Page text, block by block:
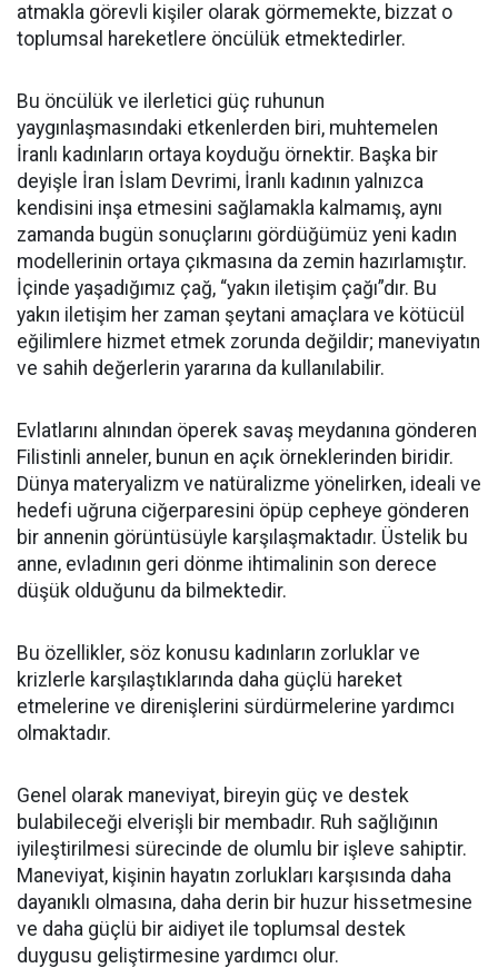
atmakla görevli kişiler olarak görmemekte, bizzat o
toplumsal hareketlere öncülük etmektedirler.
Bu öncülük ve ilerletici güç ruhunun
yaygınlaşmasındaki etkenlerden biri, muhtemelen
İranlı kadınların ortaya koyduğu örnektir. Başka bir
deyişle İran İslam Devrimi, İranlı kadının yalnızca
kendisini inşa etmesini sağlamakla kalmamış, aynı
zamanda bugün sonuçlarını gördüğümüz yeni kadın
modellerinin ortaya çıkmasına da zemin hazırlamıştır.
İçinde yaşadığımız çağ, “yakın iletişim çağı”dır. Bu
yakın iletişim her zaman şeytani amaçlara ve kötücül
eğilimlere hizmet etmek zorunda değildir; maneviyatın
ve sahih değerlerin yararına da kullanılabilir.
Evlatlarını alnından öperek savaş meydanına gönderen
Filistinli anneler, bunun en açık örneklerinden biridir.
Dünya materyalizm ve natüralizme yönelirken, ideali ve
hedefi uğruna ciğerparesini öpüp cepheye gönderen
bir annenin görüntüsüyle karşılaşmaktadır. Üstelik bu
anne, evladının geri dönme ihtimalinin son derece
düşük olduğunu da bilmektedir.
Bu özellikler, söz konusu kadınların zorluklar ve
krizlerle karşılaştıklarında daha güçlü hareket
etmelerine ve direnişlerini sürdürmelerine yardımcı
olmaktadır.
Genel olarak maneviyat, bireyin güç ve destek
bulabileceği elverişli bir membadır. Ruh sağlığının
iyileştirilmesi sürecinde de olumlu bir işleve sahiptir.
Maneviyat, kişinin hayatın zorlukları karşısında daha
dayanıklı olmasına, daha derin bir huzur hissetmesine
ve daha güçlü bir aidiyet ile toplumsal destek
duygusu geliştirmesine yardımcı olur.